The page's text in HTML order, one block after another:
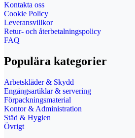
Kontakta oss
Cookie Policy
Leveransvillkor
Retur- och återbetalningspolicy
FAQ
Populära kategorier
Arbetskläder & Skydd
Engångsartiklar & servering
Förpackningsmaterial
Kontor & Administration
Städ & Hygien
Övrigt